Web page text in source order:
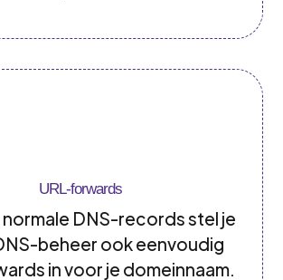
URL-forwards
normale DNS-records stel je
beheer ook eenvoudig
in voor je domeinnaam.